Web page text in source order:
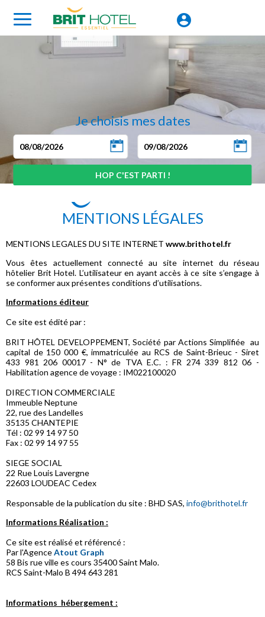
Je choisis mes dates
MENTIONS LÉGALES
MENTIONS LEGALES DU SITE INTERNET www.brithotel.fr
Vous êtes actuellement connecté au site internet du réseau
hôtelier Brit Hotel. L’utilisateur en ayant accès à ce site s’engage à
se conformer aux présentes conditions d’utilisations.
Informations éditeur
Ce site est édité par :
BRIT HÔTEL DEVELOPPEMENT, Société par Actions Simplifiée au
capital de 150 000 €, immatriculée au RCS de Saint-Brieuc - Siret
433 981 206 00017 - N° de TVA E.C. : FR 274 339 812 06 -
Habilitation agence de voyage : IM022100020
DIRECTION COMMERCIALE
Immeuble Neptune
22, rue des Landelles
35135 CHANTEPIE
Tél : 02 99 14 97 50
Fax : 02 99 14 97 55
SIEGE SOCIAL
22 Rue Louis Lavergne
22603 LOUDEAC Cedex
Responsable de la publication du site : BHD SAS, info@brithotel.fr
Informations Réalisation :
Ce site est réalisé et référencé :
Par l'AgenceAtout Graph
58 Bis rue ville es cours 35400 Saint Malo.
RCS Saint-Malo B 494 643 281
Informations hébergement :